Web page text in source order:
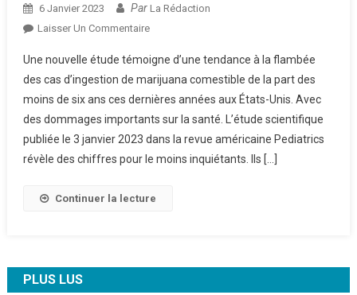
6 Janvier 2023 Par La Rédaction
Laisser Un CommentaireSur
Unis
:
Des
Enfants
De
Plus
Une nouvelle étude témoigne d’une tendance à la flambée
des cas d’ingestion de marijuana comestible de la part des
moins de six ans ces dernières années aux États-Unis. Avec
des dommages importants sur la santé. L’étude scientifique
publiée le 3 janvier 2023 dans la revue américaine Pediatrics
révèle des chiffres pour le moins inquiétants. Ils […]
Continuer la lecture
PLUS LUS